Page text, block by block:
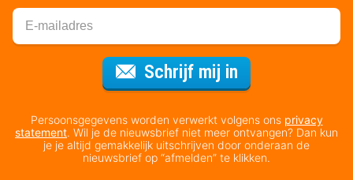
Schrijf mij in
Persoonsgegevens worden verwerkt volgens ons privacy
statement. Wil je de nieuwsbrief niet meer ontvangen? Dan kun
je je altijd gemakkelijk uitschrijven door onderaan de
nieuwsbrief op “afmelden” te klikken.